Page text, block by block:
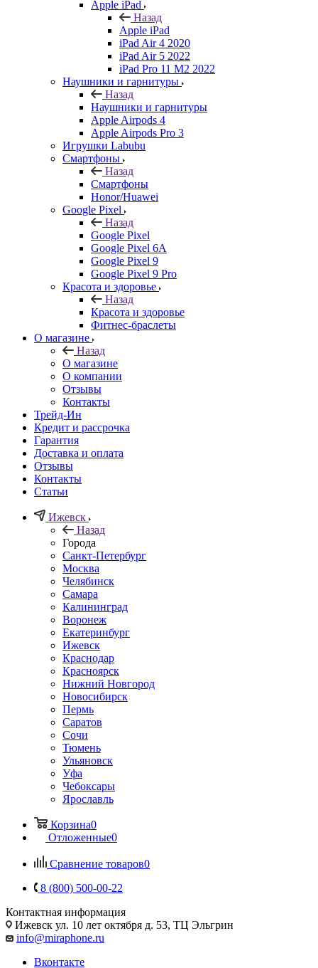
Apple iPad
Назад
Apple iPad
iPad Air 4 2020
iPad Air 5 2022
iPad Pro 11 M2 2022
Наушники и гарнитуры
Назад
Наушники и гарнитуры
Apple Airpods 4
Apple Airpods Pro 3
Игрушки Labubu
Смартфоны
Назад
Смартфоны
Honor/Huawei
Google Pixel
Назад
Google Pixel
Google Pixel 6A
Google Pixel 9
Google Pixel 9 Pro
Красота и здоровье
Назад
Красота и здоровье
Фитнес-браслеты
О магазине
Назад
О магазине
О компании
Отзывы
Контакты
Трейд-Ин
Кредит и рассрочка
Гарантия
Доставка и оплата
Отзывы
Контакты
Статьи
Ижевск
Назад
Города
Санкт-Петербург
Москва
Челябинск
Самара
Калининград
Воронеж
Екатеринбург
Ижевск
Краснодар
Красноярск
Нижний Новгород
Новосибирск
Пермь
Саратов
Сочи
Тюмень
Ульяновск
Уфа
Чебоксары
Ярославль
Корзина0
Отложенные0
Сравнение товаров0
8 (800) 500-00-22
Контактная информация
Ижевск ул. 10 лет октября д. 53, ТЦ Эльгрин
info@miraphone.ru
Вконтакте